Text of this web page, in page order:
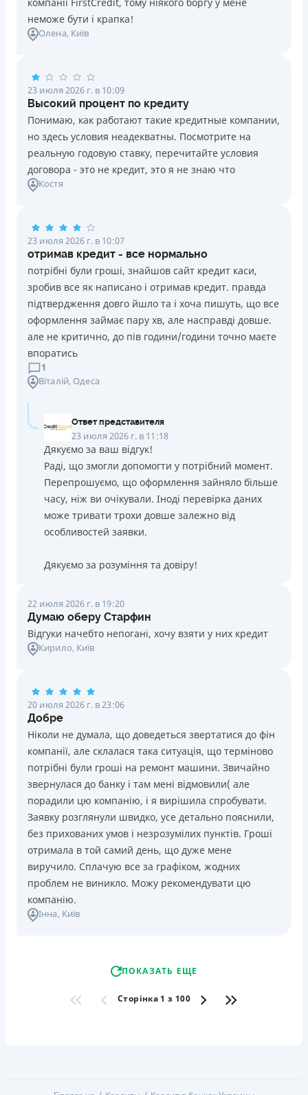
неможе бути і крапка!
Олена, Київ
23 июля 2026 г. в 10:09
Высокий процент по кредиту
Понимаю, как работают такие кредитные компании,
но здесь условия неадекватны. Посмотрите на
реальную годовую ставку, перечитайте условия
договора - это не кредит, это я не знаю что
Костя
23 июля 2026 г. в 10:07
отримав кредит - все нормально
потрібні були гроші, знайшов сайт кредит каси,
зробив все як написано і отримав кредит. правда
підтвердження довго йшло та і хоча пишуть, що все
оформлення займає пару хв, але насправді довше.
але не критично, до пів години/години точно маєте
впоратись
1
Віталій, Одеса
Ответ представителя
23 июля 2026 г. в 11:18
Дякуємо за ваш відгук!
Раді, що змогли допомогти у потрібний момент.
Перепрошуємо, що оформлення зайняло більше
часу, ніж ви очікували. Іноді перевірка даних
може тривати трохи довше залежно від
особливостей заявки.
Дякуємо за розуміння та довіру!
22 июля 2026 г. в 19:20
Думаю оберу Старфин
Відгуки начебто непогані, хочу взяти у них кредит
Кирило, Київ
20 июля 2026 г. в 23:06
Добре
Ніколи не думала, що доведеться звертатися до фін
компанії, але склалася така ситуація, що терміново
потрібні були гроші на ремонт машини. Звичайно
звернулася до банку і там мені відмовили( але
порадили цю компанію, і я вирішила спробувати.
Заявку розглянули швидко, усе детально пояснили,
без прихованих умов і незрозумілих пунктів. Гроші
отримала в той самий день, що дуже мене
виручило. Сплачую все за графіком, жодних
проблем не виникло. Можу рекомендувати цю
компанію.
Інна, Київ
ПОКАЗАТЬ ЕЩЕ
Сторінка 1 з 100